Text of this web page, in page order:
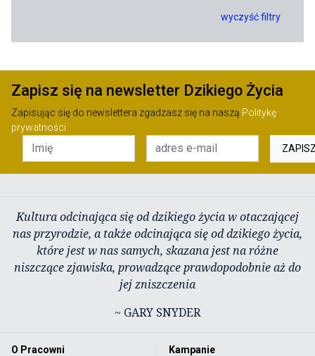
wyczyść filtry
Zapisz się na newsletter Dzikiego Życia
Zapisując się do newslettera zgadzasz się na naszą Politykę
prywatności
Kultura odcinająca się od dzikiego życia w otaczającej
nas przyrodzie, a także odcinająca się od dzikiego życia,
które jest w nas samych, skazana jest na różne
niszczące zjawiska, prowadzące prawdopodobnie aż do
jej zniszczenia
~ GARY SNYDER
O Pracowni
Kampanie